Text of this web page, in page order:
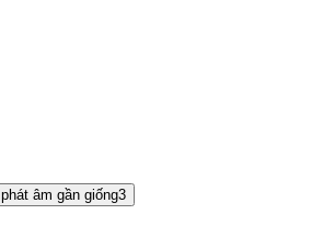
phát âm gần giống3